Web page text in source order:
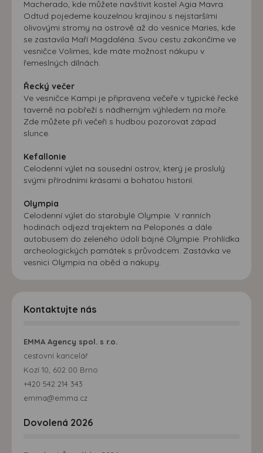
Macherado, kde můžete navštívit kostel Agia Mavra.
Odtud pojedeme kouzelnou krajinou s nejstaršími
olivovými stromy na ostrově až do vesnice Maries, kde
se zastavila Maří Magdaléna. Svou cestu zakončíme ve
vesničce Volimes, kde máte možnost nákupu v
řemeslných dílnách.
Řecký večer
Ve vesničce Kampi je připravena večeře v typické řecké
taverně na pobřeží s nádherným výhledem na moře.
Zde můžete při večeři s hudbou pozorovat západ
slunce.
Kefallonie
Celodenní výlet na sousední ostrov, který je proslulý
svými přírodními krásami a bohatou historií.
Olympia
Celodenní výlet do starobylé Olympie. V ranních
hodinách odjezd trajektem na Peloponés a dále
autobusem do zeleného údolí bájné Olympie. Prohlídka
archeologických památek s průvodcem. Zastávka ve
vesnici Olympia na oběd a nákupy.
Kontaktujte nás
EMMA Agency spol. s r.o.
cestovní kancelář
Kozí 10, 602 00 Brno
+420 542 214 343
emma@emma.cz
Dovolená 2026